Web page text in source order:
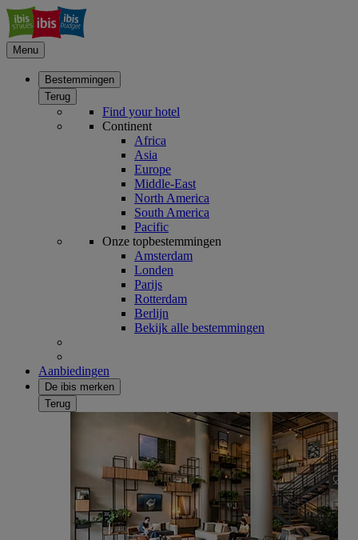
Menu
Bestemmingen
Terug
Find your hotel
Continent
Africa
Asia
Europe
Middle-East
North America
South America
Pacific
Onze topbestemmingen
Amsterdam
Londen
Parijs
Rotterdam
Berlijn
Bekijk alle bestemmingen
Aanbiedingen
De ibis merken
Terug